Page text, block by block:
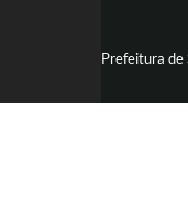
Prefeitura de